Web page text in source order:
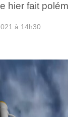
hier fait
à 14h30